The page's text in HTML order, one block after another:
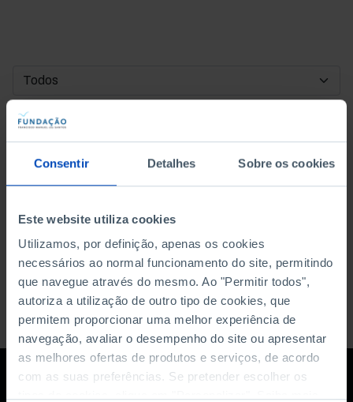
Consentir Detalhes Sobre os cookies
Este website utiliza cookies
Utilizamos, por definição, apenas os cookies
necessários ao normal funcionamento do site, permitindo
que navegue através do mesmo. Ao "Permitir todos",
autoriza a utilização de outro tipo de cookies, que
permitem proporcionar uma melhor experiência de
navegação, avaliar o desempenho do site ou apresentar
as melhores ofertas de produtos e serviços, de acordo
com as suas preferências. Se pretender escolher os
DATA DE INÍCIO
DATA DE FIM